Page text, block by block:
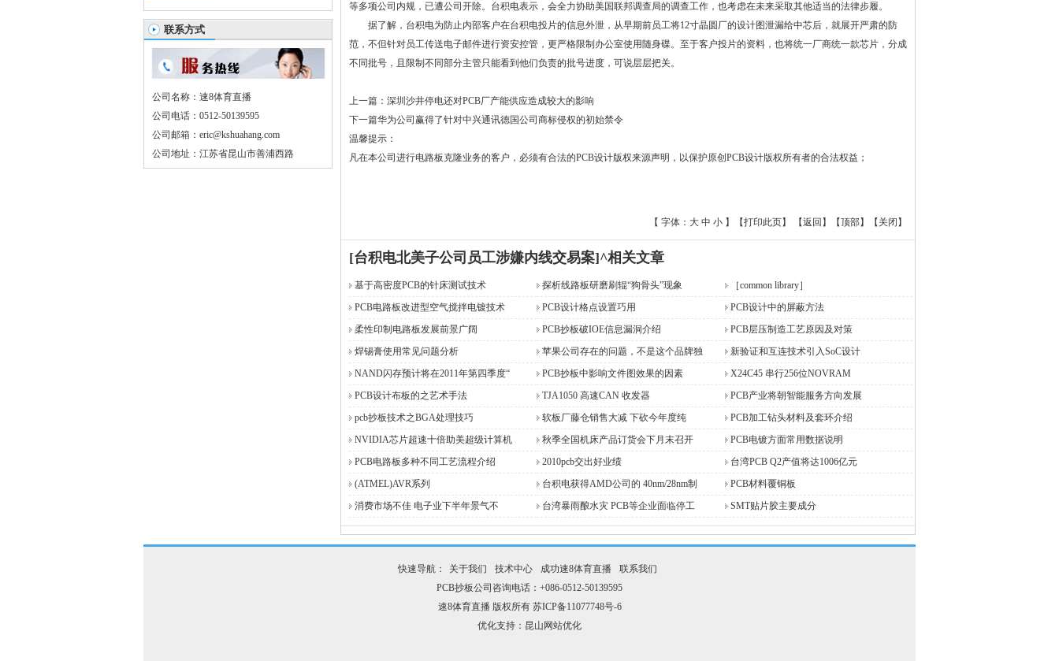
联系方式
公司名称：速8体育直播
公司电话：0512-50139595
公司邮箱：eric@kshuahang.com
公司地址：江苏省昆山市善浦西路
等多项公司内规，已遭公司开除。台积电表示，会全力协助美国联邦调查局的调查工作，也考虑在未来采取其他适当的法律步履。
据了解，台积电为防止内部客户在台积电投片的信息外泄，从早期前员工将12寸晶圆厂的设计图泄漏给中芯后，就展开严肃的防
范，不但针对员工传送电子邮件进行资安控管，更严格限制办公室使用随身碟。至于客户投片的资料，也将统一厂商统一款芯片，分成
不同批号，且限制不同部分主管只能看到他们负责的批号进度，可说层层把关。
上一篇： 深圳沙井停电还对PCB厂产能供应造成较大的影响
下一篇华为公司赢得了针对中兴通讯德国公司商标侵权的初始禁令
温馨提示：
凡在本公司进行电路板克隆业务的客户，必须有合法的PCB设计版权来源声明，以保护原创PCB设计版权所有者的合法权益；
【 字体： 大 中 小 】【打印此页】 【返回 】【顶部】【 关闭 】
[台积电北美子公司员工涉嫌内线交易案]^相关文章
基于高密度PCB的针床测试技术 探析线路板研磨刷辊“狗骨头”现象
［common library］
PCB电路板改进型空气搅拌电镀技术
PCB设计格点设置巧用
PCB设计中的屏蔽方法
柔性印制电路板发展前景广阔
PCB抄板破IOE信息漏洞介绍
PCB层压制造工艺原因及对策
焊锡膏使用常见问题分析
苹果公司存在的问题，不是这个品牌独
新验证和互连技术引入SoC设计
NAND闪存预计将在2011年第四季度“
PCB抄板中影响文件图效果的因素
X24C45 串行256位NOVRAM
PCB设计布板的之艺术手法
TJA1050 高速CAN 收发器
PCB产业将朝智能服务方向发展
pcb抄板技术之BGA处理技巧
软板厂藤仓销售大减 下砍今年度纯
PCB加工钻头材料及套环介绍
NVIDIA芯片超速十倍助美超级计算机
秋季全国机床产品订货会下月末召开
PCB电镀方面常用数据说明
PCB电路板多种不同工艺流程介绍
2010pcb交出好业绩
台湾PCB Q2产值将达1006亿元
(ATMEL)AVR系列
台积电获得AMD公司的 40nm/28nm制
PCB材料覆铜板
消费市场不佳 电子业下半年景气不
台湾暴雨酿水灾 PCB等企业面临停工 SMT贴片胶主要成分
快速导航： 关于我们 技术中心 成功速8体育直播
联系我们
PCB抄板公司咨询电话：+086-0512-50139595
速8体育直播 版权所有 苏ICP备11077748号-6
优化支持： 昆山网站优化